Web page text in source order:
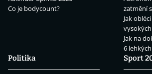
Co je bodycount?
zatmění
Jak
Jak na
6
Politika
Sport